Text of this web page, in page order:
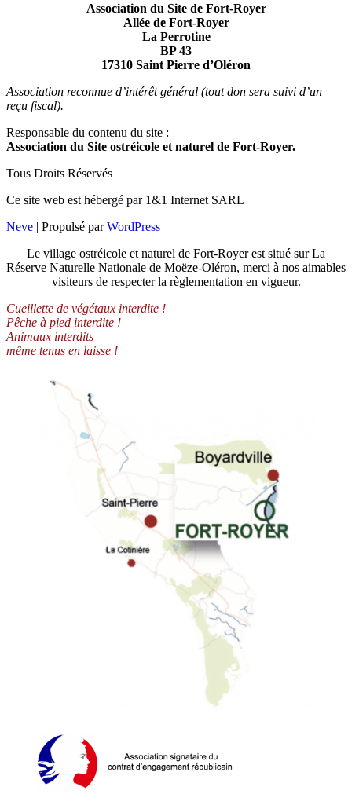
Association du Site de Fort-Royer
Allée de Fort-Royer
La Perrotine
BP 43
17310 Saint Pierre d’Oléron
Association reconnue d’intérêt général (tout don sera suivi d’un
reçu fiscal).
Responsable du contenu du site :
Association du Site ostréicole et naturel de Fort-Royer.
Tous Droits Réservés
Ce site web est hébergé par 1&1 Internet SARL
Neve | Propulsé parWordPress
Le village ostréicole et naturel de Fort-Royer est situé sur La
Réserve Naturelle Nationale de Moëze-Oléron, merci à nos aimables
visiteurs de respecter la règlementation en vigueur.
Cueillette de végétaux interdite !
Pêche à pied interdite !
Animaux interdits
même tenus en laisse !